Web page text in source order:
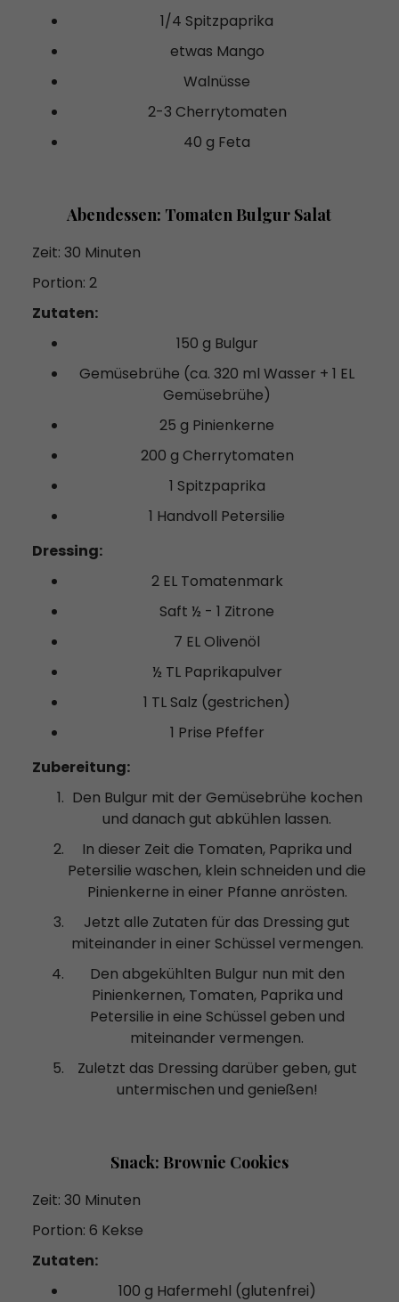
1/4 Spitzpaprika
etwas Mango
Walnüsse
2-3 Cherrytomaten
40 g Feta
Abendessen: Tomaten Bulgur Salat
Zeit: 30 Minuten
Portion: 2
Zutaten:
150 g Bulgur
Gemüsebrühe (ca. 320 ml Wasser + 1 EL
Gemüsebrühe)
25 g Pinienkerne
200 g Cherrytomaten
1 Spitzpaprika
1 Handvoll Petersilie
Dressing:
2 EL Tomatenmark
Saft ½ - 1 Zitrone
7 EL Olivenöl
½ TL Paprikapulver
1 TL Salz (gestrichen)
1 Prise Pfeffer
Zubereitung:
Den Bulgur mit der Gemüsebrühe kochen
und danach gut abkühlen lassen.
In dieser Zeit die Tomaten, Paprika und
Petersilie waschen, klein schneiden und die
Pinienkerne in einer Pfanne anrösten.
Jetzt alle Zutaten für das Dressing gut
miteinander in einer Schüssel vermengen.
Den abgekühlten Bulgur nun mit den
Pinienkernen, Tomaten, Paprika und
Petersilie in eine Schüssel geben und
miteinander vermengen.
Zuletzt das Dressing darüber geben, gut
untermischen und genießen!
Snack: Brownie Cookies
Zeit: 30 Minuten
Portion: 6 Kekse
Zutaten:
100 g Hafermehl (glutenfrei)